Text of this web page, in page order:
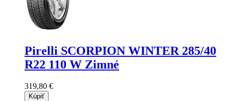
Pirelli SCORPION WINTER 285/40
R22 110 W Zimné
319,80 €
Kúpiť